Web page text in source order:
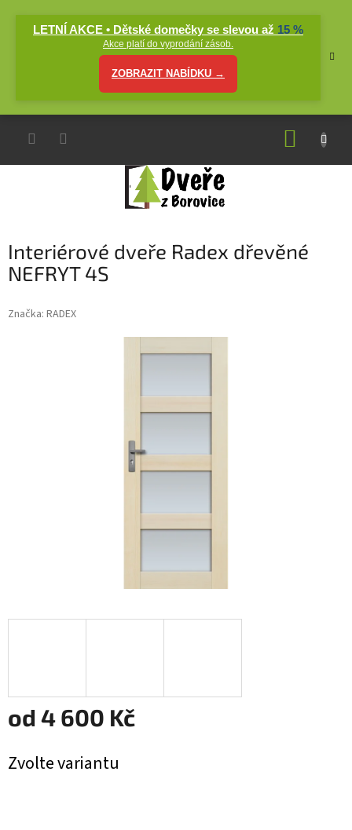
LETNÍ AKCE • Dětské domečky se slevou až 15 %
Akce platí do vyprodání zásob.
ZOBRAZIT NABÍDKU →
Interiérové dveře Radex dřevěné
NEFRYT 4S
Značka: RADEX
od 4 600 Kč
cena:
Zvolte variantu